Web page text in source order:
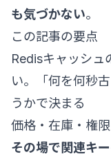
も気づかない。
この記事の要点
Redisキャッシュ
い。「何を何秒
うかで決まる
価格・在庫・権
その場で関連キ